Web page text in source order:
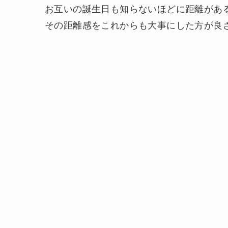
お互いの誕生日も知らないほどに距離があ
その距離感をこれからも大事にした方が良